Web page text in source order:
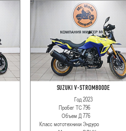
SUZUKI V-STROM800DE
Год 2023
Пробег ТС796
Объем Д 776
Класс мототехники Эндуро